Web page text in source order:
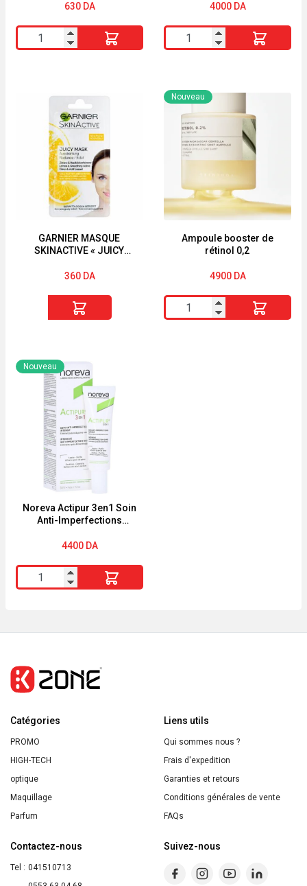
630 DA
quantité
de
Gourmand
4000 DA
quantité
de
Rêve
de
Miel
Lavant
Surgras
Visage
et
Corps
GARNIER MASQUE
SKINACTIVE « JUICY
360 DA
MASQUE
SKINACTIVE
"JUICY
PEEL"
"TEINT
TERNE
Ampoule booster de
rétinol 0,2
Nouveau
4900 DA
quantité
de
Noreva Actipur 3en1 Soin
Anti-Imperfections
Nouveau
4400 DA
quantité
de
Soin
Anti-
Correcteur
Intensif
30
ml
Catégories
PROMO
HIGH-TECH
optique
Maquillage
Parfum
Liens utils
Qui sommes nous ?
Frais d'expedition
Garanties et retours
Conditions générales de vente
FAQs
Contactez-nous
Tel : 041510713
Suivez-nous